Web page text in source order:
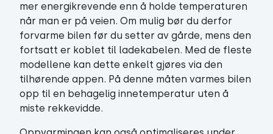
mer energikrevende enn å holde temperaturen
når man er på veien. Om mulig bør du derfor
forvarme bilen før du setter av gårde, mens den
fortsatt er koblet til ladekabelen. Med de fleste
modellene kan dette enkelt gjøres via den
tilhørende appen. På denne måten varmes bilen
opp til en behagelig innetemperatur uten å
miste rekkevidde.